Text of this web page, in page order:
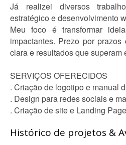
Já realizei diversos
estratégico e desenvolvimento
Meu foco é transformar
impactantes. Prezo por prazos
clara e resultados que superam
SERVIÇOS OFERECIDOS
. Criação de logotipo e manual
. Design para redes sociais e
. Criação de site e Landing Page
Histórico de projetos &